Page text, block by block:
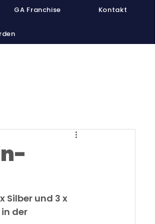
GA Franchise Kontakt
Silber und 3 x
der